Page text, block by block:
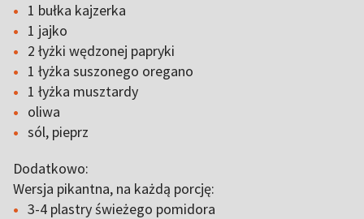
1 bułka kajzerka
1 jajko
2 łyżki wędzonej papryki
1 łyżka suszonego oregano
1 łyżka musztardy
oliwa
sól, pieprz
Dodatkowo:
Wersja pikantna, na każdą porcję:
3-4 plastry świeżego pomidora